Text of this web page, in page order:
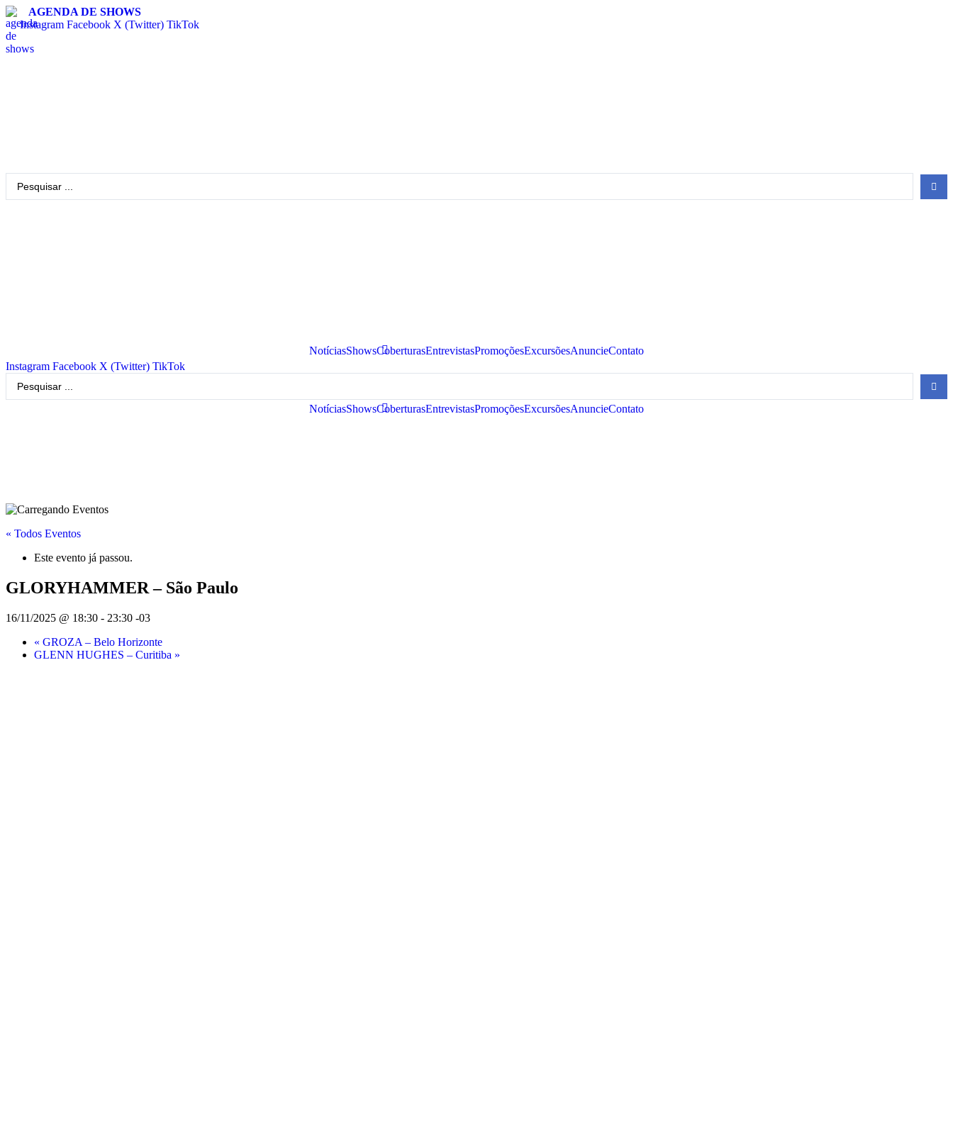
AGENDA DE SHOWS
Instagram Facebook X (Twitter) TikTok
NotíciasShowsCoberturasEntrevistasPromoçõesExcursõesAnuncieContato
Instagram Facebook X (Twitter) TikTok
NotíciasShowsCoberturasEntrevistasPromoçõesExcursõesAnuncieContato
« Todos Eventos
Este evento já passou.
GLORYHAMMER – São Paulo
16/11/2025 @ 18:30 - 23:30 -03
« GROZA – Belo Horizonte
GLENN HUGHES – Curitiba »